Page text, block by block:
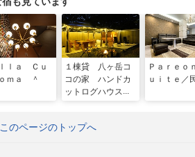
ｌａ Ｃｕ
ｍａ ＾
１棟貸 八ヶ岳コ
コの家 ハンドカ
ットログハウス
Ｐａｒｅ
ｕｉｔｅ／
このページのトップへ